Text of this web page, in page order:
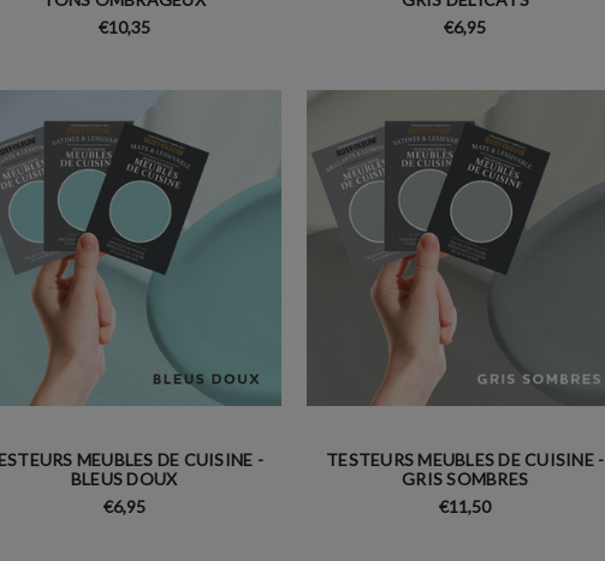
€10,35
€6,95
MEUBLES DE CUISINE -
BLEUS DOUX
€6,95
TESTEURS MEUBLES DE CUISINE -
GRIS SOMBRES
€11,50